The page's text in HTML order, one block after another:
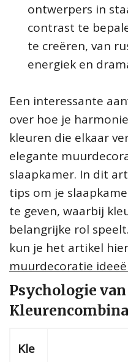
ontwerpers in
contrast te
te creëren, van
energiek en
Een interessante
over hoe je
kleuren die elkaar
elegante
slaapkamer. In dit
tips om je
te geven, waarbij
belangrijke rol
kun je het artikel
muurdecoratie
Psychologie van
Kle